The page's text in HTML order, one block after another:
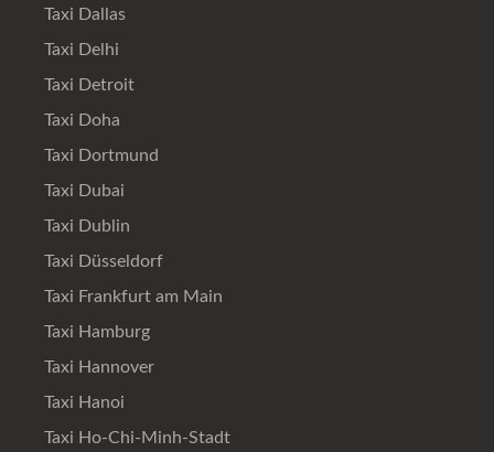
Taxi Dallas
Taxi Delhi
Taxi Detroit
Taxi Doha
Taxi Dortmund
Taxi Dubai
Taxi Dublin
Taxi Düsseldorf
Taxi Frankfurt am Main
Taxi Hamburg
Taxi Hannover
Taxi Hanoi
Taxi Ho-Chi-Minh-Stadt